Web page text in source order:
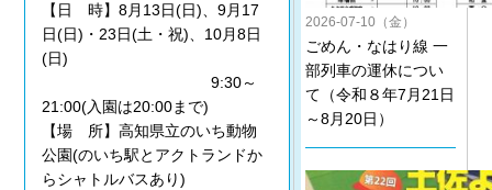
【日 時】8月13日(日)、9月17
日(日)・23日(土・祝)、10月8日
(日)
9:30～
21:00(入園は20:00まで)
【場 所】高知県立のいち動物
公園(のいち駅とアクトランドか
らシャトルバスあり)
2026-07-10（金）
ごめん・なはり線 一
部列車の運休につい
て（令和８年7月21日
～8月20日）